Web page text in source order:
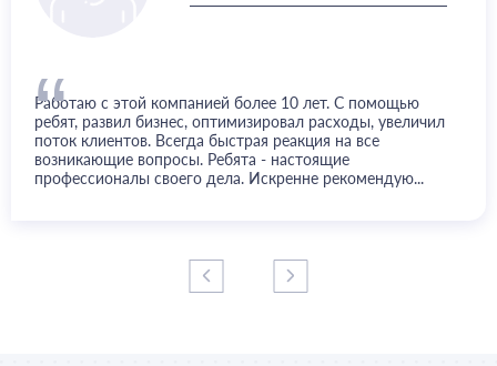
“
Работаю с этой компанией более 10 лет. С помощью
ребят, развил бизнес, оптимизировал расходы, увеличил
поток клиентов. Всегда быстрая реакция на все
возникающие вопросы. Ребята - настоящие
профессионалы своего дела. Искренне рекомендую...